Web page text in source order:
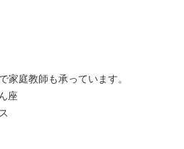
家庭教師も承っています。
座